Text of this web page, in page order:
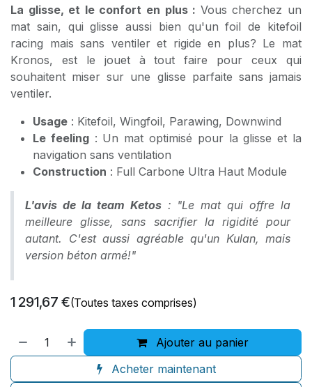
La glisse, et le confort en plus : Vous cherchez un
mat sain, qui glisse aussi bien qu'un foil de kitefoil
racing mais sans ventiler et rigide en plus? Le mat
Kronos, est le jouet à tout faire pour ceux qui
souhaitent miser sur une glisse parfaite sans jamais
ventiler.
Usage : Kitefoil, Wingfoil, Parawing, Downwind
Le feeling: Un mat optimisé pour la glisse et la
navigation sans ventilation
Construction : Full Carbone Ultra Haut Module
L'avis de la team Ketos: "Le mat qui offre la
meilleure glisse, sans sacrifier la rigidité pour
autant. C'est aussi agréable qu'un Kulan, mais
version béton armé!"
1 291,67 €(Toutes taxes comprises)
Ajouter au panier
Acheter maintenant